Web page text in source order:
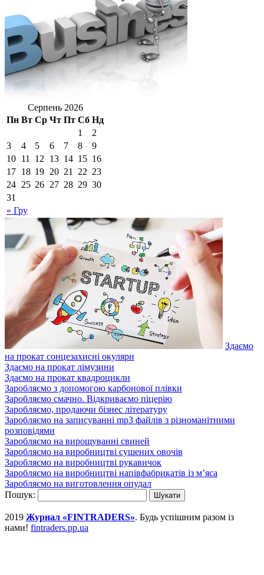
Серпень 2026
Пн Вт Ср Чт Пт Сб Нд
« Гру
1
2
3
4 5 6 7 8
9
10 11 12 13 14 15 16
17 18 19 20 21 22 23
24 25 26 27 28 29 30
31
Здаємо
на прокат сонцезахисні окуляри
Здаємо на прокат лімузини
Здаємо на прокат квадроцикли
Заробляємо з допомогою карбонової плівки
Заробляємо смачно. Відкриваємо піцерію
Заробляємо, продаючи бізнес літературу
Заробляємо на записуванні mp3 файлів з різноманітними
розповідями
Заробляємо на вирощуванні свиней
Заробляємо на виробництві сушених овочів
Заробляємо на виробництві рукавичок
Заробляємо на виробництві напівфабрикатів із м’яса
Заробляємо на виготовлення опудал
Пошук:
2019 Журнал «FINTRADERS». Будь успішним разом із
нами! fintraders.pp.ua